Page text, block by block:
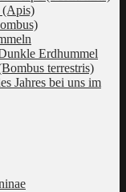
(Apis)
Erdhummel
terrestris)
Jahres bei uns im